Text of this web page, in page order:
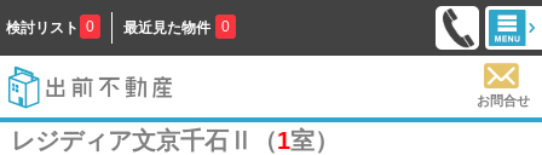
検討リスト 0 最近見た物件 0
お問合せ
レジディア文京千石Ⅱ（1室）